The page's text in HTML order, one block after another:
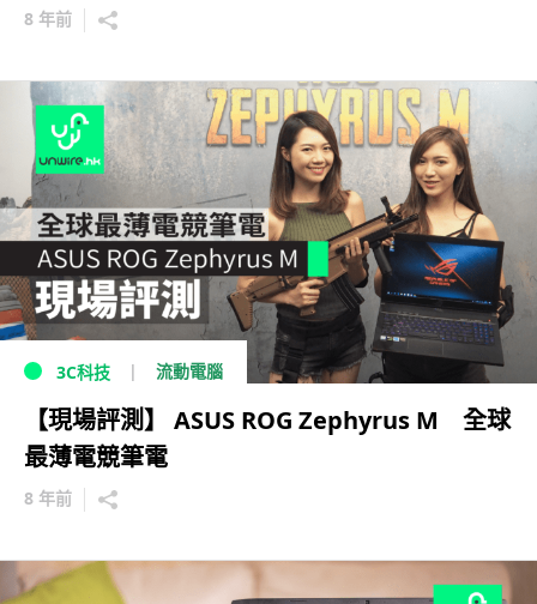
8 年前
3C科技 流動電腦
【現場評測】 ASUS ROG Zephyrus M 全球
最薄電競筆電
8 年前